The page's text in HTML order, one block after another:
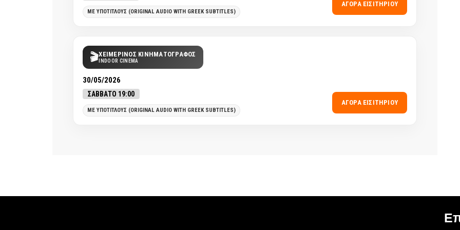
ΜΕ ΥΠΟΤΙΤΛΟΥΣ (ORIGINAL AUDIO WITH GREEK SUBTITLES)
ΑΓΟΡΆ ΕΙΣΙΤΗΡΊΟΥ
🎬ΧΕΙΜΕΡΙΝΟΣ ΚΙΝΗΜΑΤΟΓΡΑΦΟΣ
INDOOR CINEMA
30/05/2026
ΣΑΒΒΑΤΟ 19:00
ΜΕ ΥΠΟΤΙΤΛΟΥΣ (ORIGINAL AUDIO WITH GREEK SUBTITLES)
ΑΓΟΡΆ ΕΙΣΙΤΗΡΊΟΥ